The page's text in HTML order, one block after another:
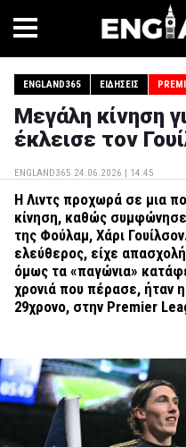
ENGLAND365 ΕΙΔΉΣΕΙΣ
Μεγάλη κίνηση
έκλεισε τον
ENGLAND365 24.06.2026 | 14.45
Η Λιντς προχωρά σε μια
κίνηση, καθώς
της Φούλαμ, Χάρι
ελεύθερος, είχε
όμως τα «παγώνια»
χρονιά που πέρασε, ήταν
29χρονο, στην Premier